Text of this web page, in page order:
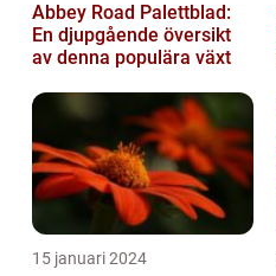
Abbey Road Palettblad:
En djupgående översikt
av denna populära växt
15 januari 2024